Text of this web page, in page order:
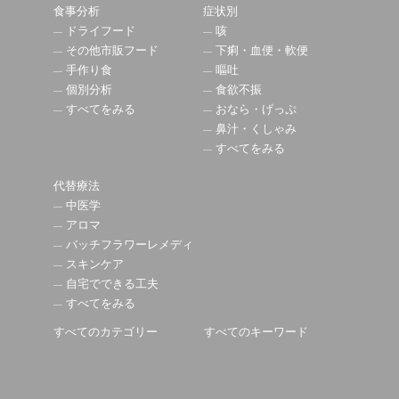
食事分析
ドライフード
その他市販フード
手作り食
個別分析
すべてをみる
症状別
咳
下痢・血便・軟便
嘔吐
食欲不振
おなら・げっぷ
鼻汁・くしゃみ
すべてをみる
代替療法
中医学
アロマ
バッチフラワーレメディ
スキンケア
自宅でできる工夫
すべてをみる
すべてのカテゴリー すべてのキーワード